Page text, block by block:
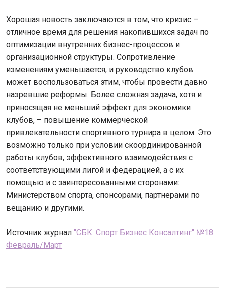
Хорошая новость заключаются в том, что кризис –
отличное время для решения накопившихся задач по
оптимизации внутренних бизнес-процессов и
организационной структуры. Сопротивление
изменениям уменьшается, и руководство клубов
может воспользоваться этим, чтобы провести давно
назревшие реформы. Более сложная задача, хотя и
приносящая не меньший эффект для экономики
клубов, – повышение коммерческой
привлекательности спортивного турнира в целом. Это
возможно только при условии скоординированной
работы клубов, эффективного взаимодействия с
соответствующими лигой и федерацией, а с их
помощью и с заинтересованными сторонами:
Министерством спорта, спонсорами, партнерами по
вещанию и другими.
Источник журнал "СБК. Спорт Бизнес Консалтинг" №18
Февраль/Март